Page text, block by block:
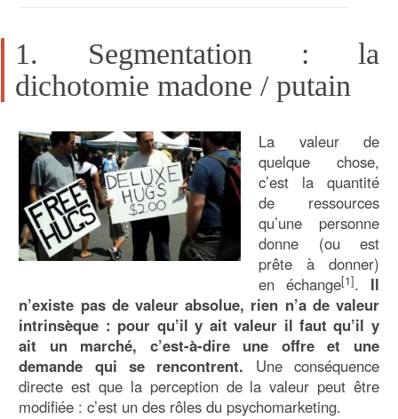
1. Segmentation : la
dichotomie madone / putain
La valeur de
quelque chose,
c’est la quantité
de ressources
qu’une personne
donne (ou est
prête à donner)
en échange[1]. Il
n’existe pas de valeur absolue, rien n’a de valeur
intrinsèque : pour qu’il y ait valeur il faut qu’il y
ait un marché, c’est-à-dire une offre et une
demande qui se rencontrent. Une conséquence
directe est que la perception de la valeur peut être
modifiée : c’est un des rôles du psychomarketing.